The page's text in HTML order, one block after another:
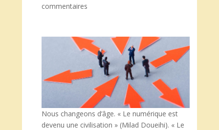
commentaires
Nous changeons d’âge. « Le numérique est
devenu une civilisation » (Milad Doueihi). « Le